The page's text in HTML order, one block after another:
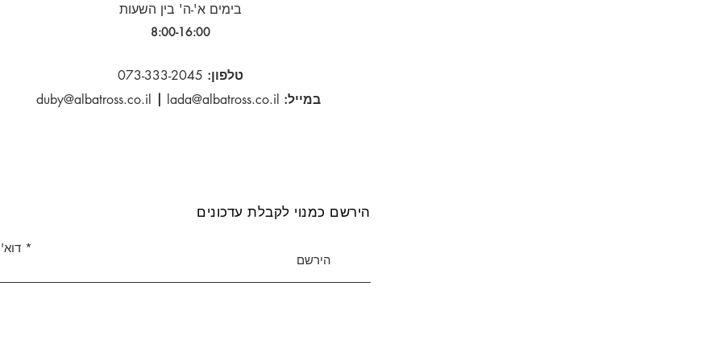
בימים א'-ה' בין השעות
8:00-16:00​
טלפון:
במייל:
duby@albatross.co.il | lada@albatross.co.il
הירשם כמנוי לקבלת עדכונים
הירשם